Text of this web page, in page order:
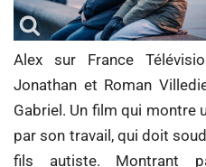
Alex sur France
Jonathan et Roman
Gabriel. Un film qui montre
par son travail, qui doit
fils autiste. Montrant